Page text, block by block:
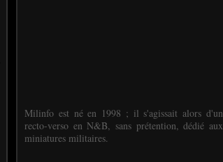
Milinfo est né en 1998 ; il s'agissait alors d'un
recto-verso en N&B, sans prétention, dédié aux
miniatures militaires.